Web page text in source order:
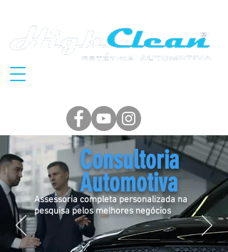
Consultoria
Automotiva
Assessoria completa personalizada na
pesquisa pelos melhores negócios